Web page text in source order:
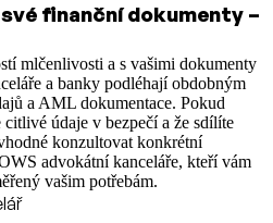
finanční dokumenty –
mlčenlivosti a s vašimi dokumenty
a banky podléhají obdobným
a AML dokumentace. Pokud
údaje v bezpečí a že sdílíte
konzultovat konkrétní
advokátní kanceláře, kteří vám
vašim potřebám.